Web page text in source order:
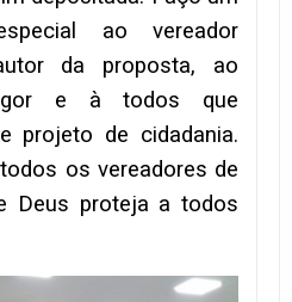
ao vereador
da proposta, ao
e à todos que
projeto de cidadania.
os vereadores de
Deus proteja a todos